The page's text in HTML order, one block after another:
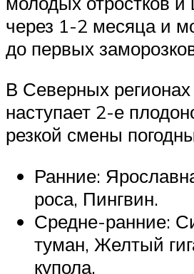
через 1-2 месяца и
до первых
В Северных регионах
наступает 2-е
резкой смены
Ранние:
роса, Пингвин.
Средне-ранние:
туман, Желтый
купола.